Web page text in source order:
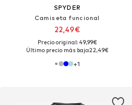
SPYDER
Camiseta funcional
22,49€
Precio original: 49,99€
Último precio más bajo:22,49€
+1